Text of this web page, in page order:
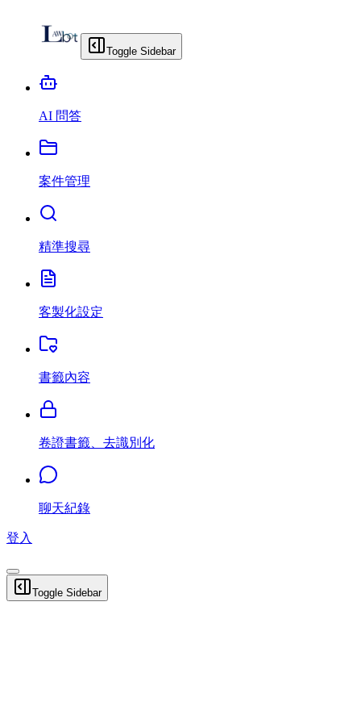
Toggle Sidebar
AI 問答
案件管理
精準搜尋
客製化設定
書籤內容
卷證書籤、去識別化
聊天紀錄
登入
Toggle Sidebar